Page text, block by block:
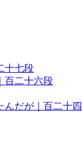
十七段
百二十六段
んだが｜百二十